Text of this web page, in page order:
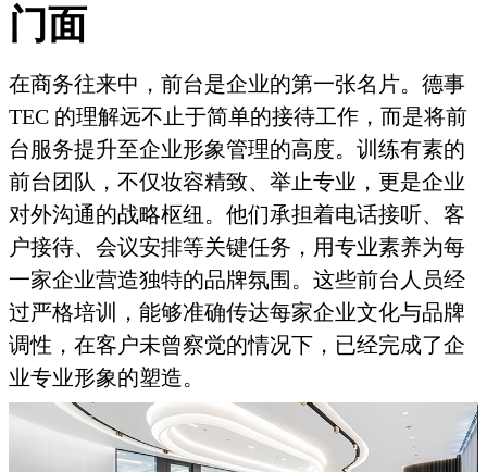
门面
在商务往来中，前台是企业的第一张名片。德事
TEC 的理解远不止于简单的接待工作，而是将前
台服务提升至企业形象管理的高度。训练有素的
前台团队，不仅妆容精致、举止专业，更是企业
对外沟通的战略枢纽。他们承担着电话接听、客
户接待、会议安排等关键任务，用专业素养为每
一家企业营造独特的品牌氛围。这些前台人员经
过严格培训，能够准确传达每家企业文化与品牌
调性，在客户未曾察觉的情况下，已经完成了企
业专业形象的塑造。